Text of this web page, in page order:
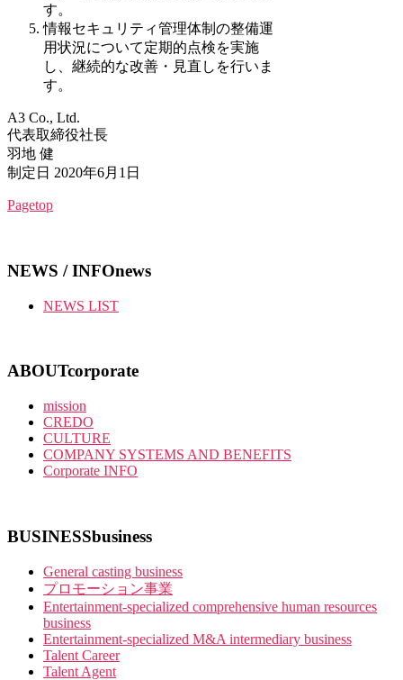
す。
情報セキュリティ管理体制の整備運
用状況について定期的点検を実施
し、継続的な改善・見直しを行いま
す。
A3 Co., Ltd.
代表取締役社長
羽地 健
制定日 2020年6月1日
Pagetop
NEWS / INFOnews
NEWS LIST
ABOUTcorporate
mission
CREDO
CULTURE
COMPANY SYSTEMS AND BENEFITS
Corporate INFO
BUSINESSbusiness
General casting business
プロモーション事業
Entertainment-specialized comprehensive human resources
business
Entertainment-specialized M&A intermediary business
Talent Career
Talent Agent